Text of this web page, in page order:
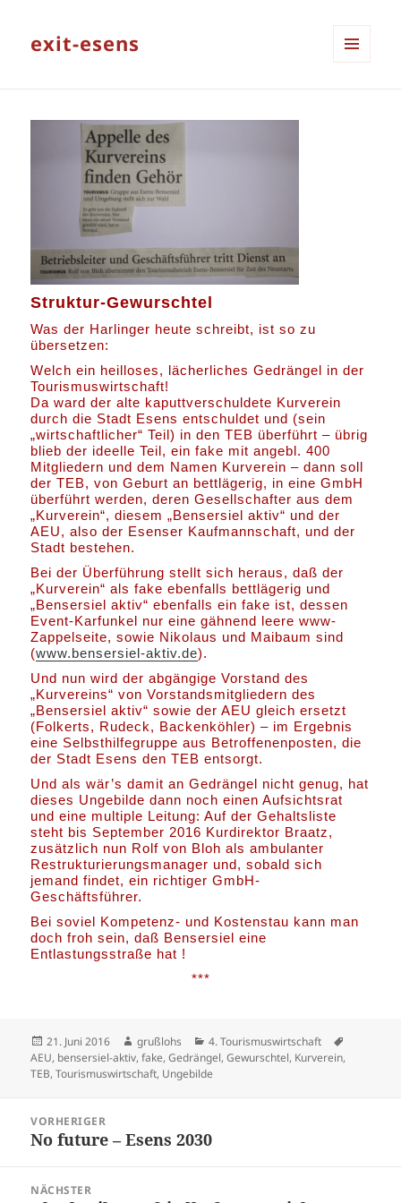
exit-esens
Struktur-Gewurschtel
Was der Harlinger heute schreibt, ist so zu
übersetzen:
Welch ein heilloses, lächerliches Gedrängel in der
Tourismuswirtschaft!
Da ward der alte kaputtverschuldete Kurverein
durch die Stadt Esens entschuldet und (sein
„wirtschaftlicher“ Teil) in den TEB überführt – übrig
blieb der ideelle Teil, ein fake mit angebl. 400
Mitgliedern und dem Namen Kurverein – dann soll
der TEB, von Geburt an bettlägerig, in eine GmbH
überführt werden, deren Gesellschafter aus dem
„Kurverein“, diesem „Bensersiel aktiv“ und der
AEU, also der Esenser Kaufmannschaft, und der
Stadt bestehen.
Bei der Überführung stellt sich heraus, daß der
„Kurverein“ als fake ebenfalls bettlägerig und
„Bensersiel aktiv“ ebenfalls ein fake ist, dessen
Event-Karfunkel nur eine gähnend leere www-
Zappelseite, sowie Nikolaus und Maibaum sind
(www.bensersiel-aktiv.de).
Und nun wird der abgängige Vorstand des
„Kurvereins“ von Vorstandsmitgliedern des
„Bensersiel aktiv“ sowie der AEU gleich ersetzt
(Folkerts, Rudeck, Backenköhler) – im Ergebnis
eine Selbsthilfegruppe aus Betroffenenposten, die
der Stadt Esens den TEB entsorgt.
Und als wär’s damit an Gedrängel nicht genug, hat
dieses Ungebilde dann noch einen Aufsichtsrat
und eine multiple Leitung: Auf der Gehaltsliste
steht bis September 2016 Kurdirektor Braatz,
zusätzlich nun Rolf von Bloh als ambulanter
Restrukturierungsmanager und, sobald sich
jemand findet, ein richtiger GmbH-
Geschäftsführer.
Bei soviel Kompetenz- und Kostenstau kann man
doch froh sein, daß Bensersiel eine
Entlastungsstraße hat !
***
Veröffentlicht
am
21. Juni 2016 Autor
grußlohs Kategorien
4. Tourismuswirtschaft
AEU, bensersiel-aktiv,fake,Gedrängel,Gewurschtel, Kurverein,
TEB,Tourismuswirtschaft, Ungebilde
VORHERIGER
Vorheriger
No future – Esens 2030
NÄCHSTER